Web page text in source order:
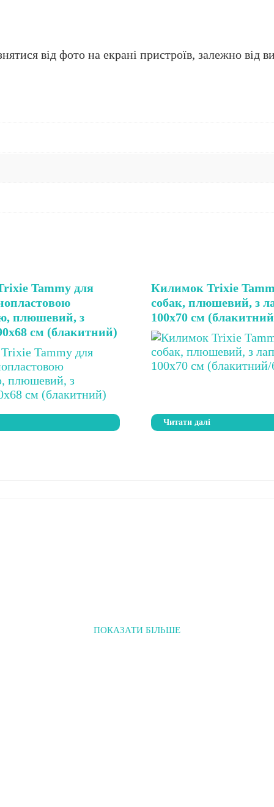
від фото на екрані пристроїв, залежно від
Tammy для
плюшевий, з
см (блакитний)
Килимок Trixie
собак, плюшевий, з
100х70 см
Читати далі
ПОКАЗАТИ БІЛЬШЕ